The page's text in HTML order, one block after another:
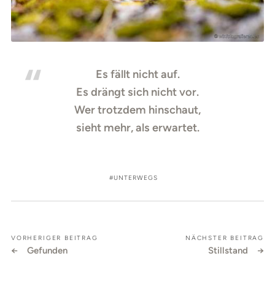
Es fällt nicht auf.
Es drängt sich nicht vor.
Wer trotzdem hinschaut,
sieht mehr, als erwartet.
UNTERWEGS
VORHERIGER BEITRAG
Gefunden
NÄCHSTER BEITRAG
Stillstand